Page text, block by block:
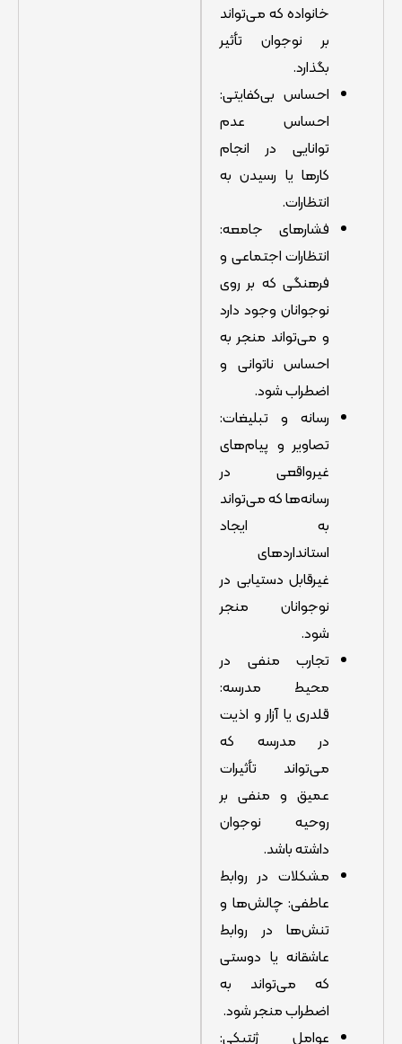
خانواده که می‌تواند
بر نوجوان تأثیر
بگذارد.
احساس بی‌کفایتی:
احساس عدم
توانایی در انجام
کارها یا رسیدن به
انتظارات.
فشارهای جامعه:
انتظارات اجتماعی و
فرهنگی که بر روی
نوجوانان وجود دارد
و می‌تواند منجر به
احساس ناتوانی و
اضطراب شود.
رسانه و تبلیغات:
تصاویر و پیام‌های
غیرواقعی در
رسانه‌ها که می‌تواند
به ایجاد
استانداردهای
غیرقابل دستیابی در
نوجوانان منجر
شود.
تجارب منفی در
محیط مدرسه:
قلدری یا آزار و اذیت
در مدرسه که
می‌تواند تأثیرات
عمیق و منفی بر
روحیه نوجوان
داشته باشد.
مشکلات در روابط
عاطفی: چالش‌ها و
تنش‌ها در روابط
عاشقانه یا دوستی
که می‌تواند به
اضطراب منجر شود.
عوامل ژنتیکی: